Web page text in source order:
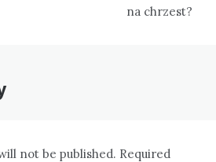
na chrzest?
not be published. Required